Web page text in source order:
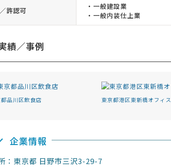
許認可
・一般建設業
・一般内装仕上業
績／事例
品川区飲食店
東京都港区東新橋オフィス
企業情報
：東京都 日野市三沢3-29-7